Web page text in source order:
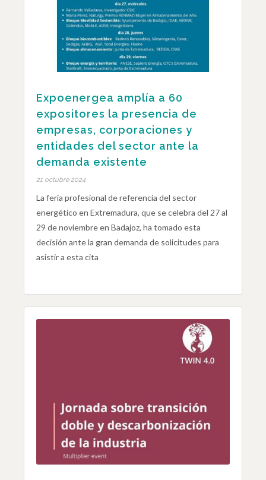
Expoenergea amplía a 60
expositores la presencia de
empresas, corporaciones y
entidades del sector ante la
demanda existente
21 octubre 2024
La feria profesional de referencia del sector
energético en Extremadura, que se celebra del 27 al
29 de noviembre en Badajoz, ha tomado esta
decisión ante la gran demanda de solicitudes para
asistir a esta cita